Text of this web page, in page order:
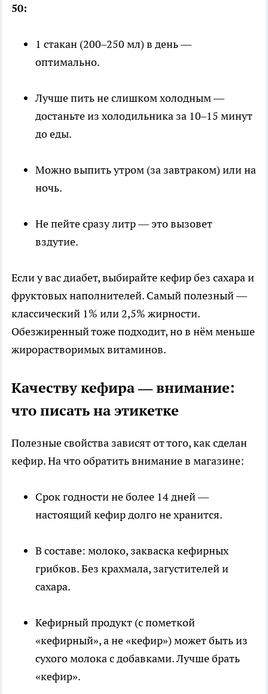
50:
1 стакан (200–250 мл) в день —
оптимально.
Лучше пить не слишком холодным —
достаньте из холодильника за 10–15 минут
до еды.
Можно выпить утром (за завтраком) или на
ночь.
Не пейте сразу литр — это вызовет
вздутие.
Если у вас диабет, выбирайте кефир без сахара и
фруктовых наполнителей. Самый полезный —
классический 1% или 2,5% жирности.
Обезжиренный тоже подходит, но в нём меньше
жирорастворимых витаминов.
Качеству кефира — внимание:
что писать на этикетке
Полезные свойства зависят от того, как сделан
кефир. На что обратить внимание в магазине:
Срок годности не более 14 дней —
настоящий кефир долго не хранится.
В составе: молоко, закваска кефирных
грибков. Без крахмала, загустителей и
сахара.
Кефирный продукт (с пометкой
«кефирный», а не «кефир») может быть из
сухого молока с добавками. Лучше брать
«кефир».